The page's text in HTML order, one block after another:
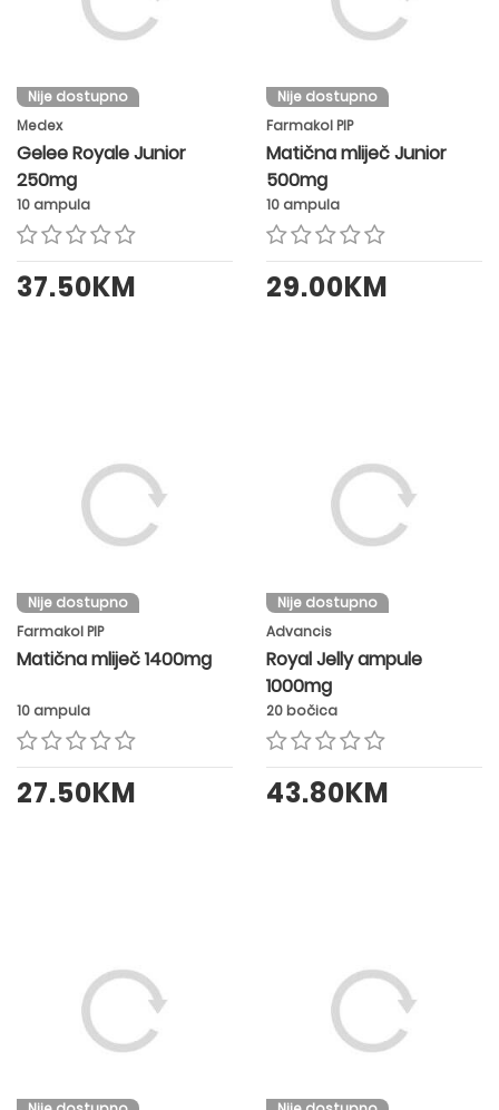
Nije dostupno
Medex
Gelee Royale Junior
250mg
10 ampula
37.50KM
Nije dostupno
Farmakol PIP
Matična mliječ Junior
500mg
10 ampula
29.00KM
Nije dostupno
Farmakol PIP
Matična mliječ 1400mg
10 ampula
27.50KM
Nije dostupno
Advancis
Royal Jelly ampule
1000mg
20 bočica
43.80KM